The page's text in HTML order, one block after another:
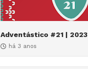
Adventástico #21 | 2023
há 3 anos